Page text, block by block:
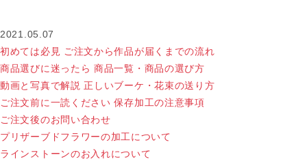
2021.05.07
初めては必見 ご注文から作品が届くまでの流れ
商品選びに迷ったら 商品一覧・商品の選び方
動画と写真で解説 正しいブーケ・花束の送り方
ご注文前に一読ください 保存加工の注意事項
ご注文後のお問い合わせ
プリザーブドフラワーの加工について
ラインストーンのお入れについて